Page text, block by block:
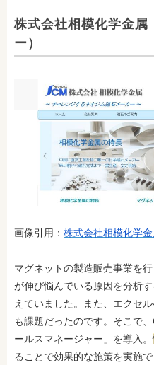
株式会社相模化学金属
ー）
画像引用： 株式会社相模化学金
マグネットの製造販売事業を
が伸び悩んでいる原因を分析
えていました。また、エクセ
も課題だったのです。そこで
ールスマネージャー」を導入。
ることで効果的な施策を実施で